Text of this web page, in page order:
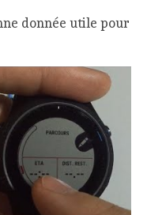
donnée utile pour